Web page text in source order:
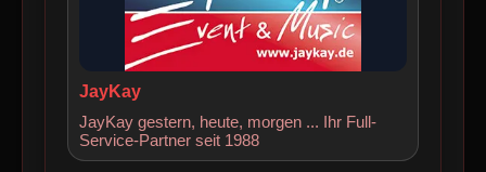
JayKay
JayKay gestern, heute, morgen ... Ihr Full-
Service-Partner seit 1988